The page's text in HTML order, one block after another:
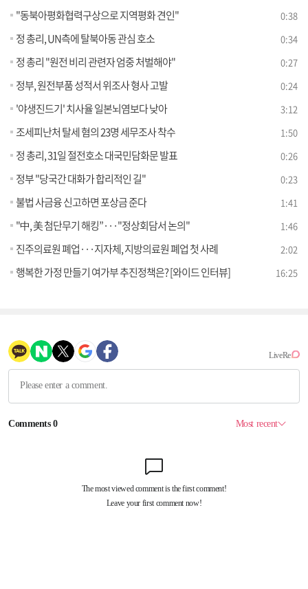
"동북아평화협력구상으로 지역평화 견인" 0:38
정 총리, UN측에 탈북아동 관심 호소 0:34
정 총리 "원전 비리 관련자 엄중 처벌해야" 0:27
정부, 원전부품 성적서 위조사 형사 고발 0:24
'야생진드기' 치사율 일본뇌염보다 낮아 3:12
조세피난처 탈세 혐의 23명 세무조사 착수 1:50
정 총리, 31일 절전호소 대국민담화문 발표 0:26
정부 "당국간 대화가 합리적인 길" 0:23
불법 사금융 신고하면 포상금 준다 1:41
"中, 美 첨단무기 해킹”···"정상회담서 논의" 1:46
진주의료원 폐업···지자체, 지방의료원 폐업 첫 사례 2:02
행복한 가정 만들기 여가부 추진정책은? [와이드 인터뷰] 16:25